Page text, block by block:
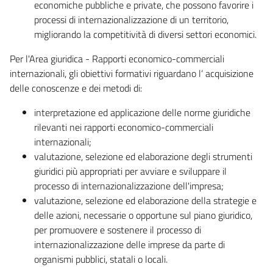
economiche pubbliche e private, che possono favorire i
processi di internazionalizzazione di un territorio,
migliorando la competitività di diversi settori economici.
Per l'Area giuridica - Rapporti economico-commerciali
internazionali, gli obiettivi formativi riguardano l‘ acquisizione
delle conoscenze e dei metodi di:
interpretazione ed applicazione delle norme giuridiche
rilevanti nei rapporti economico-commerciali
internazionali;
valutazione, selezione ed elaborazione degli strumenti
giuridici più appropriati per avviare e sviluppare il
processo di internazionalizzazione dell'impresa;
valutazione, selezione ed elaborazione della strategie e
delle azioni, necessarie o opportune sul piano giuridico,
per promuovere e sostenere il processo di
internazionalizzazione delle imprese da parte di
organismi pubblici, statali o locali.